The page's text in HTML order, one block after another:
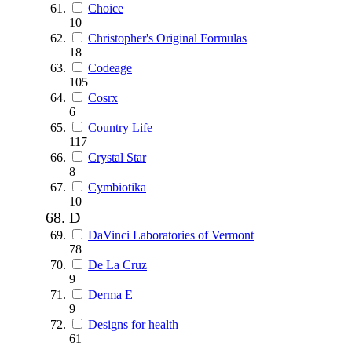
Choice
10
Christopher's Original Formulas
18
Codeage
105
Cosrx
6
Country Life
117
Crystal Star
8
Cymbiotika
10
D
DaVinci Laboratories of Vermont
78
De La Cruz
9
Derma E
9
Designs for health
61